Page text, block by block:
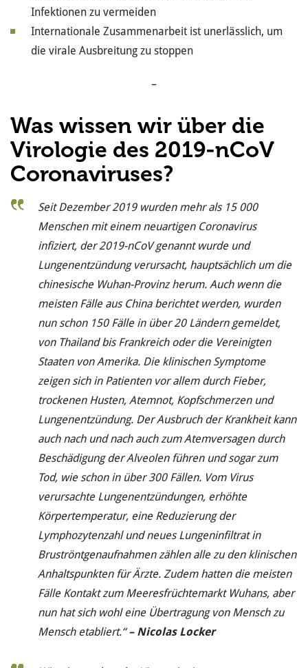
Infektionen zu vermeiden
Internationale Zusammenarbeit ist unerlässlich, um
die virale Ausbreitung zu stoppen
–
Was wissen wir über die
Virologie des 2019-nCoV
Coronaviruses?
Seit Dezember 2019 wurden mehr als 15 000
Menschen mit einem neuartigen Coronavirus
infiziert, der 2019-nCoV genannt wurde und
Lungenentzündung verursacht, hauptsächlich um die
chinesische Wuhan-Provinz herum. Auch wenn die
meisten Fälle aus China berichtet werden, wurden
nun schon 150 Fälle in über 20 Ländern gemeldet,
von Thailand bis Frankreich oder die Vereinigten
Staaten von Amerika. Die klinischen Symptome
zeigen sich in Patienten vor allem durch Fieber,
trockenen Husten, Atemnot, Kopfschmerzen und
Lungenentzündung. Der Ausbruch der Krankheit kann
auch nach und nach auch zum Atemversagen durch
Beschädigung der Alveolen führen und sogar zum
Tod, wie schon in über 300 Fällen. Vom Virus
verursachte Lungenentzündungen, erhöhte
Körpertemperatur, eine Reduzierung der
Lymphozytenzahl und neues Lungeninfiltrat in
Bruströntgenaufnahmen zählen alle zu den klinischen
Anhaltspunkten für Ärzte. Zudem hatten die meisten
Fälle Kontakt zum Meeresfrüchtemarkt Wuhans, aber
nun hat sich wohl eine Übertragung von Mensch zu
Mensch etabliert.“– Nicolas Locker